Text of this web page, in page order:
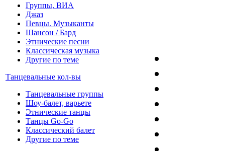
Группы, ВИА
Джаз
Певцы. Музыканты
Шансон / Бард
Этнические песни
Классическая музыка
Другие по теме
Танцевальные кол-вы
Танцевальные группы
Шоу-балет, варьете
Этнические танцы
Танцы Go-Go
Классический балет
Другие по теме